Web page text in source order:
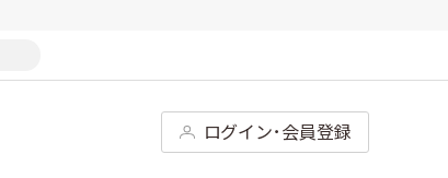
ログイン･会員登録